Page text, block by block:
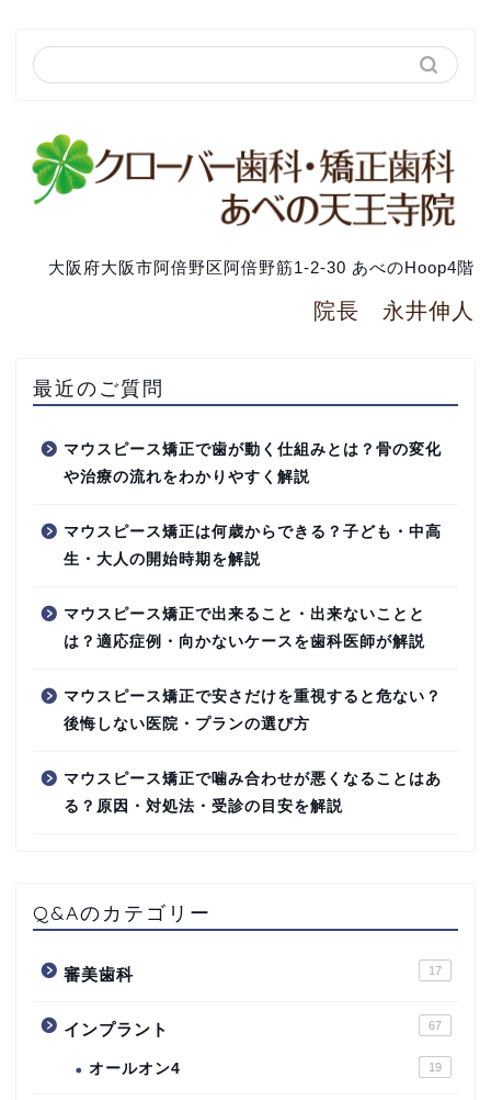
大阪府大阪市阿倍野区阿倍野筋1-2-30 あべのHoop4階
院長 永井伸人
最近のご質問
マウスピース矯正で歯が動く仕組みとは？骨の変化
や治療の流れをわかりやすく解説
マウスピース矯正は何歳からできる？子ども・中高
生・大人の開始時期を解説
マウスピース矯正で出来ること・出来ないことと
は？適応症例・向かないケースを歯科医師が解説
マウスピース矯正で安さだけを重視すると危ない？
後悔しない医院・プランの選び方
マウスピース矯正で噛み合わせが悪くなることはあ
る？原因・対処法・受診の目安を解説
Q&Aのカテゴリー
審美歯科 17
インプラント 67
オールオン4 19